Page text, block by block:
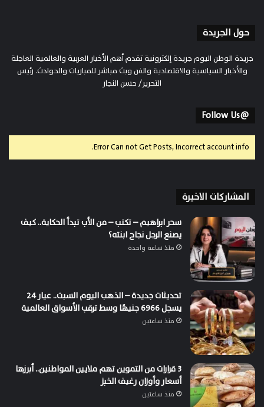
حول الجريدة
جريدة الوطن اليوم جريدة إلكترونية تقدم أهم الأخبار العربية والعالمية العاجلة
والأخبار السياسية والاقتصادية والفن وبث مباشر للمباريات والحوادث. رئيس
التحرير/ حسن النجار
@Follow Us
Error Can not Get Posts, Incorrect account info.
المشاركات الاخيرة
سحر ابراهيم – تكتب – من الأب تبدأ الحكاية.. كيف
يصنع الرجل نجاح ابنته؟
منذ ساعة واحدة
تحديثات جديدة – الذهب اليوم السبت.. عيار 24
يسجل 6966 جنيهًا وسط ترقب الأسواق العالمية
منذ ساعتين
3 قرارات من التموين تهم ملايين المواطنين.. أبرزها
أسعار وأوزان رغيف الخبز
منذ ساعتين